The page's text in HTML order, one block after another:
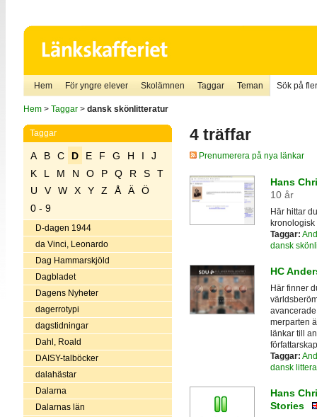
Hem För yngre elever Skolämnen Taggar Teman Sök på
Hem> Taggar> dansk skönlitteratur
Taggar
A B C D E F G H I
J
K
L M N O P Q R S
T
U
V W X Y Z Å Ä
Ö
0 - 9
D-dagen 1944
da Vinci, Leonardo
Dag Hammarskjöld
Dagbladet
Dagens Nyheter
dagerrotypi
dagstidningar
Dahl, Roald
DAISY-talböcker
dalahästar
Dalarna
Dalarnas län
4 träffar
Prenumerera på nya länkar
Hans
10 år
Här hittar
kronologisk
Taggar:
dansk
HC
Här finner
merparten
länkar till
Taggar:
dansk
Hans
Stories